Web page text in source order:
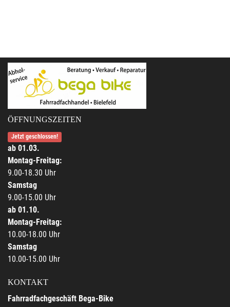
ÖFFNUNGSZEITEN
Jetzt geschlossen!
ab 01.03.
Montag-Freitag:
9.00-18.30 Uhr
Samstag
9.00-15.00 Uhr
ab 01.10.
Montag-Freitag:
10.00-18.00 Uhr
Samstag
10.00-15.00 Uhr
KONTAKT
Fahrradfachgeschäft Bega-Bike